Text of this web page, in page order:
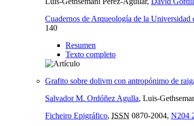
Cuadernos de Arqueología de la Universidad
140
Resumen
Texto completo
Grafito sobre dolivm con antropónimo de
Salvador M. Ordóñez Agulla, Luis-
Ficheiro Epigráfico, ISSN 0870-2004, N204